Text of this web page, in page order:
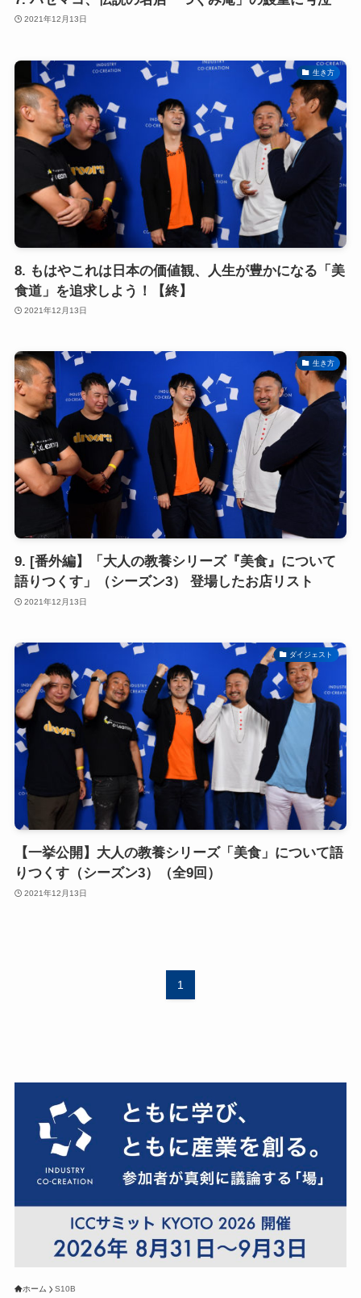
2021年12月13日
生き方
8. もはやこれは日本の価値観、人生が豊かになる「美
食道」を追求しよう！【終】
2021年12月13日
生き方
9. [番外編】「大人の教養シリーズ『美食』について
語りつくす」（シーズン3） 登場したお店リスト
2021年12月13日
ダイジェスト
【一挙公開】大人の教養シリーズ「美食」について語
りつくす（シーズン3）（全9回）
2021年12月13日
1
ホーム S10B